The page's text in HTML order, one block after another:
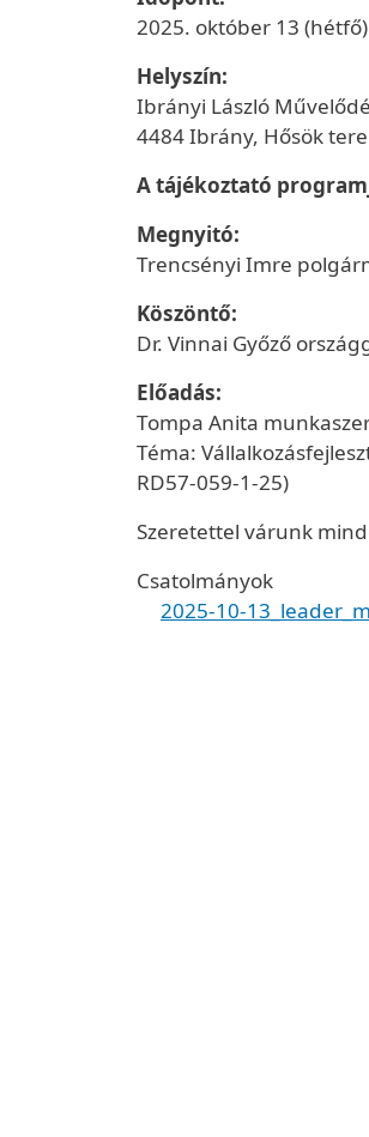
2025. október 13
Helyszín:
Ibrányi László
4484 Ibrány, Hősök
A tájékoztató
Megnyitó:
Trencsényi Imre
Köszöntő:
Dr. Vinnai Győző
Előadás:
Tompa Anita
Téma:
RD57-059-1-25)
Szeretettel várunk
Csatolmányok
2025-10-